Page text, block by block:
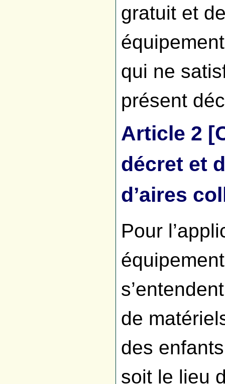
gratuit et
qui ne
présent
Article 2
décret et
d’aires
Pour
de
des
soit le lieu